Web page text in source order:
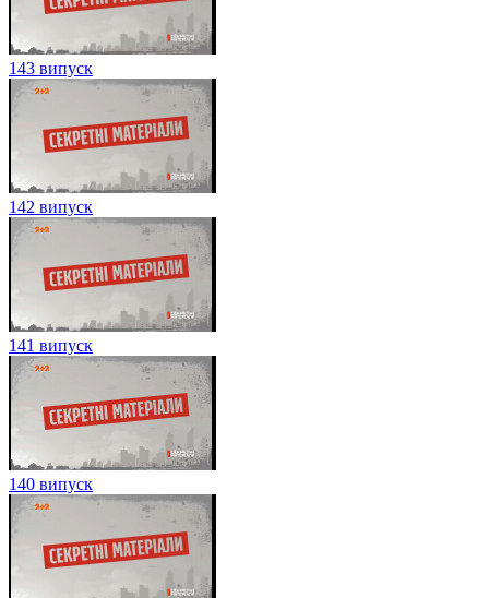
143 випуск
142 випуск
141 випуск
140 випуск